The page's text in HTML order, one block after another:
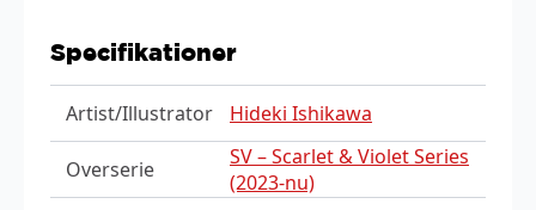
Specifikationer
Artist/Illustrator Hideki Ishikawa
Overserie
SV – Scarlet & Violet Series
(2023-nu)